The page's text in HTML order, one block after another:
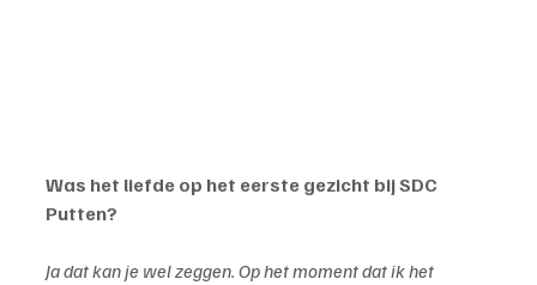
Was het liefde op het eerste gezicht bij SDC
Putten?
Ja dat kan je wel zeggen. Op het moment dat ik het